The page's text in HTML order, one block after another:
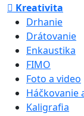
Kreativita
Drhanie
Drátovanie
Enkaustika
FIMO
Foto a video
Háčkovanie
Kaligrafia